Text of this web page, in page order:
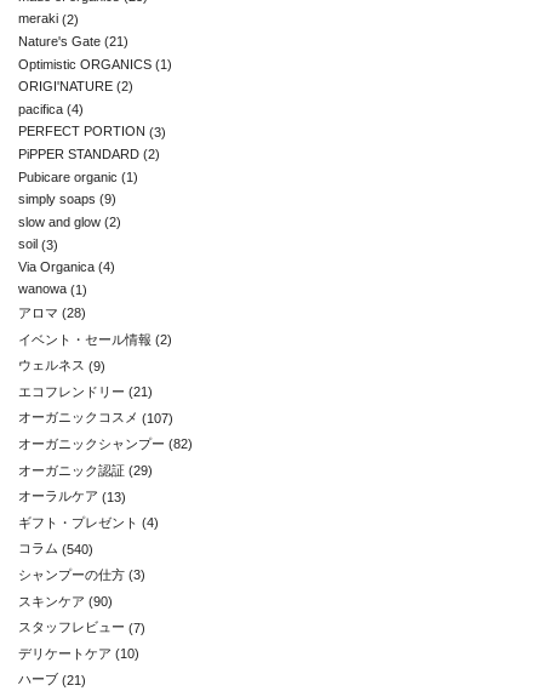
meraki (2)
Nature's Gate (21)
Optimistic ORGANICS (1)
ORIGI'NATURE (2)
pacifica (4)
PERFECT PORTION (3)
PiPPER STANDARD (2)
Pubicare organic (1)
simply soaps (9)
slow and glow (2)
soil (3)
Via Organica (4)
wanowa (1)
アロマ (28)
イベント・セール情報 (2)
ウェルネス (9)
エコフレンドリー (21)
オーガニックコスメ (107)
オーガニックシャンプー (82)
オーガニック認証 (29)
オーラルケア (13)
ギフト・プレゼント (4)
コラム (540)
シャンプーの仕方 (3)
スキンケア (90)
スタッフレビュー (7)
デリケートケア (10)
ハーブ (21)